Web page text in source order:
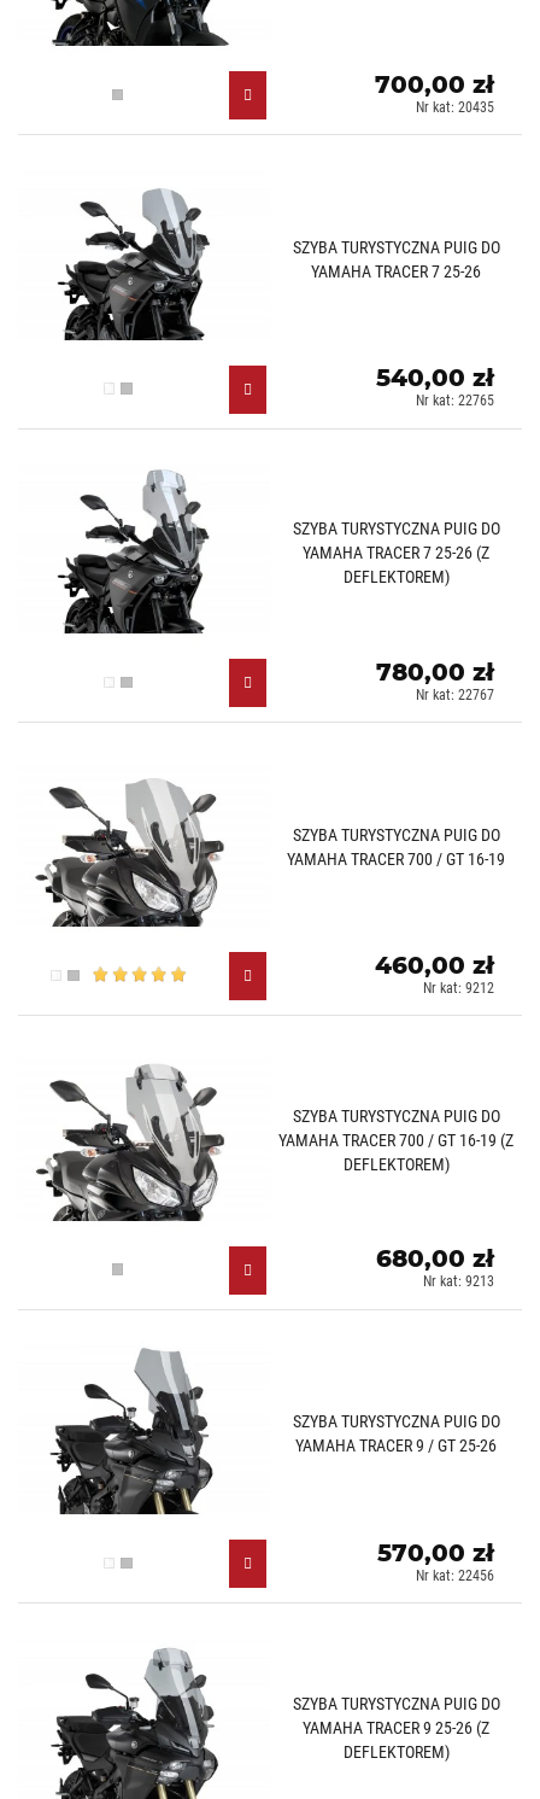
Lekko przyciemniany (H)
700,00 zł
Nr kat: 20435
SZYBA TURYSTYCZNA PUIG DO
YAMAHA TRACER 7 25-26
Przezroczysty (W)
Lekko przyciemniany (H)
540,00 zł
Nr kat: 22765
SZYBA TURYSTYCZNA PUIG DO
YAMAHA TRACER 7 25-26 (Z
DEFLEKTOREM)
Przezroczysty (W)
Lekko przyciemniany (H)
780,00 zł
Nr kat: 22767
SZYBA TURYSTYCZNA PUIG DO
YAMAHA TRACER 700 / GT 16-19
Przezroczysty (W)
Lekko przyciemniany (H)
460,00 zł
Nr kat: 9212
SZYBA TURYSTYCZNA PUIG DO
YAMAHA TRACER 700 / GT 16-19 (Z
DEFLEKTOREM)
Lekko przyciemniany (H)
680,00 zł
Nr kat: 9213
SZYBA TURYSTYCZNA PUIG DO
YAMAHA TRACER 9 / GT 25-26
Przezroczysty (W)
Lekko przyciemniany (H)
570,00 zł
Nr kat: 22456
SZYBA TURYSTYCZNA PUIG DO
YAMAHA TRACER 9 25-26 (Z
DEFLEKTOREM)